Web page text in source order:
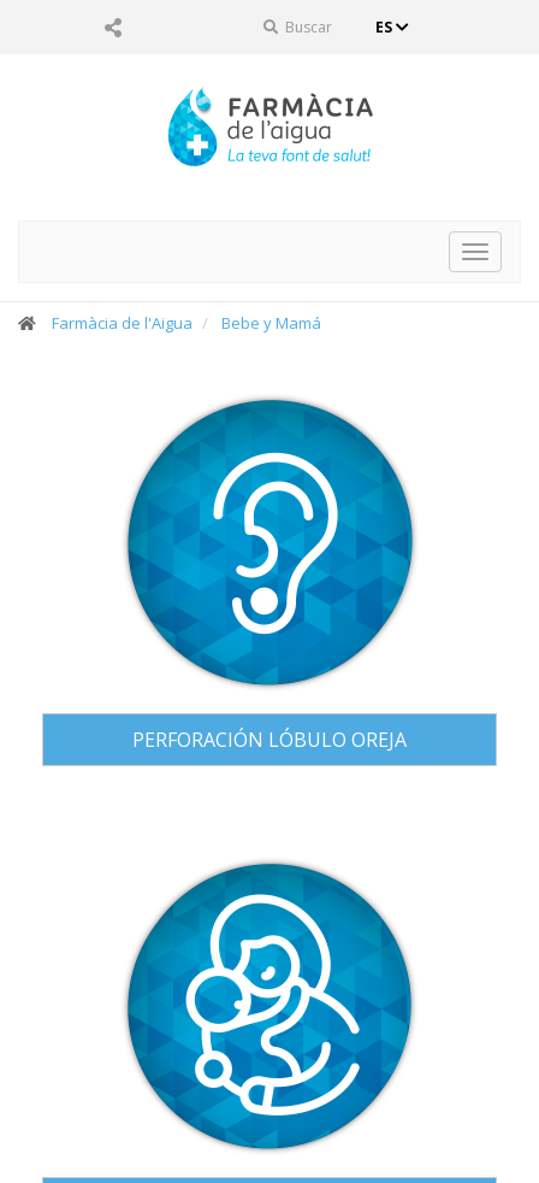
Buscar ES
Toggle
Farmàcia de l'Aigua Bebe y Mamá
PERFORACIÓN LÓBULO OREJA